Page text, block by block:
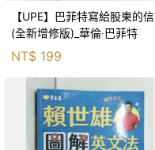
【UPE】巴菲特寫給股東的信
(全新增修版)_華倫‧巴菲特
NT$ 199